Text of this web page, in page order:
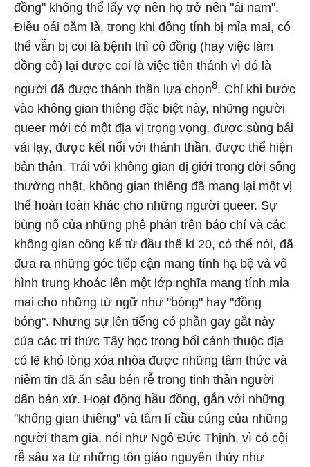
đồng" không thể lấy vợ nên họ trở nên "ái nam".
Điều oái oăm là, trong khi đồng tính bị mỉa mai, có
thể vẫn bị coi là bệnh thì cô đồng (hay việc làm
đồng cô) lại được coi là việc tiên thánh vì đó là
người đã được thánh thần lựa chọn8. Chỉ khi bước
vào không gian thiêng đặc biệt này, những người
queer mới có một địa vị trọng vọng, được sùng bái
vái lạy, được kết nối với thánh thần, được thể hiện
bản thân. Trái với không gian dị giới trong đời sống
thường nhật, không gian thiêng đã mang lại một vị
thế hoàn toàn khác cho những người queer. Sự
bùng nổ của những phê phán trên báo chí và các
không gian công kể từ đầu thế kỉ 20, có thể nói, đã
đưa ra những góc tiếp cận mang tính hạ bệ và vô
hình trung khoác lên một lớp nghĩa mang tính mỉa
mai cho những từ ngữ như "bóng" hay "đồng
bóng". Nhưng sự lên tiếng có phần gay gắt này
của các trí thức Tây học trong bối cảnh thuộc địa
có lẽ khó lòng xóa nhòa được những tâm thức và
niềm tin đã ăn sâu bén rễ trong tinh thần người
dân bản xứ. Hoạt động hầu đồng, gắn với những
"không gian thiêng" và tâm lí cầu cúng của những
người tham gia, nói như Ngô Đức Thịnh, vì có cội
rễ sâu xa từ những tôn giáo nguyên thủy như